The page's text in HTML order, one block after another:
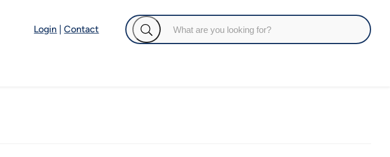
Login |Contact